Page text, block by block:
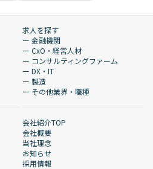
求人を探す
ー 金融機関
ー CxO・経営人材
ー コンサルティングファーム
ー DX・IT
ー 製造
ー その他業界・職種
会社紹介TOP
会社概要
当社理念
お知らせ
採用情報